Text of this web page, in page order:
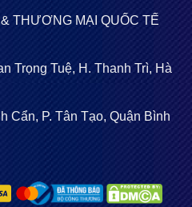
THƯƠNG MẠI QUỐC TẾ
Trọng Tuệ, H. Thanh Trì, Hà
Cẩn, P. Tân Tạo, Quận Bình